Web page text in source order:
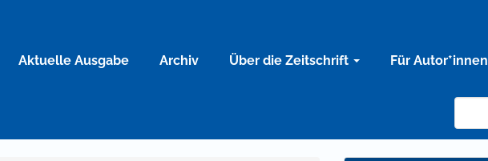
Aktuelle Ausgabe Archiv Über die Zeitschrift Für Autor*innen